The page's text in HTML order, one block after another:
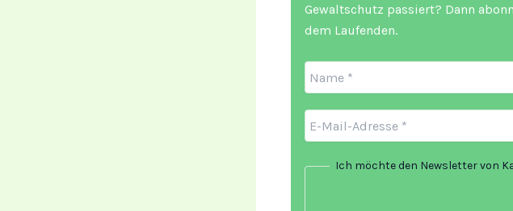
Gewaltschutz passiert? Dann
dem Laufenden.
Ich möchte den Newsletter von